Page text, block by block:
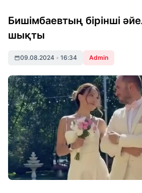
Бишімбаевтың бірінші
шықты
09.08.2024 • 16:34 Admin